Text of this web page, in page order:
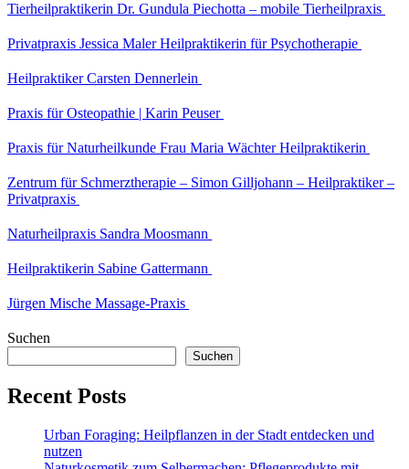
Tierheilpraktikerin Dr. Gundula Piechotta – mobile Tierheilpraxis
Privatpraxis Jessica Maler Heilpraktikerin für Psychotherapie
Heilpraktiker Carsten Dennerlein
Praxis für Osteopathie | Karin Peuser
Praxis für Naturheilkunde Frau Maria Wächter Heilpraktikerin
Zentrum für Schmerztherapie – Simon Gilljohann – Heilpraktiker –
Privatpraxis
Naturheilpraxis Sandra Moosmann
Heilpraktikerin Sabine Gattermann
Jürgen Mische Massage-Praxis
Suchen
Suchen
Recent Posts
Urban Foraging: Heilpflanzen in der Stadt entdecken und
nutzen